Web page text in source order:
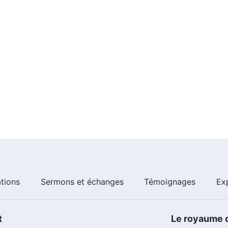
Sermons et échanges Témoignages
Le royaume